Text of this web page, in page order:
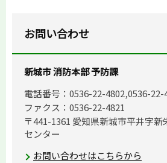
お問い合わせ
新城市 消防本部 予防課
電話番号：0536-22-4802,0536-22-
ファクス：0536-22-4821
〒441-1361 愛知県新城市平井字新
センター
お問い合わせはこちらから